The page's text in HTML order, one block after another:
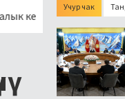
тар
Учур чак